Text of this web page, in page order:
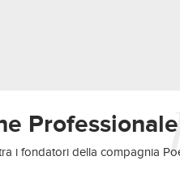
Professionale
i fondatori della compagnia